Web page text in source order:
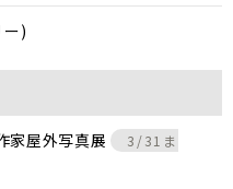
)
家屋外写真展
3/31ま